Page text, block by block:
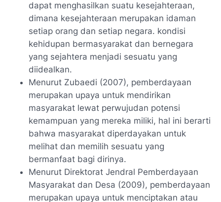
dapat menghasilkan suatu kesejahteraan,
dimana kesejahteraan merupakan idaman
setiap orang dan setiap negara. kondisi
kehidupan bermasyarakat dan bernegara
yang sejahtera menjadi sesuatu yang
diidealkan.
Menurut Zubaedi (2007), pemberdayaan
merupakan upaya untuk mendirikan
masyarakat lewat perwujudan potensi
kemampuan yang mereka miliki, hal ini berarti
bahwa masyarakat diperdayakan untuk
melihat dan memilih sesuatu yang
bermanfaat bagi dirinya.
Menurut Direktorat Jendral Pemberdayaan
Masyarakat dan Desa (2009), pemberdayaan
merupakan upaya untuk menciptakan atau